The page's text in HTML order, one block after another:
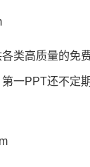
类高质量的免
一PPT还不定